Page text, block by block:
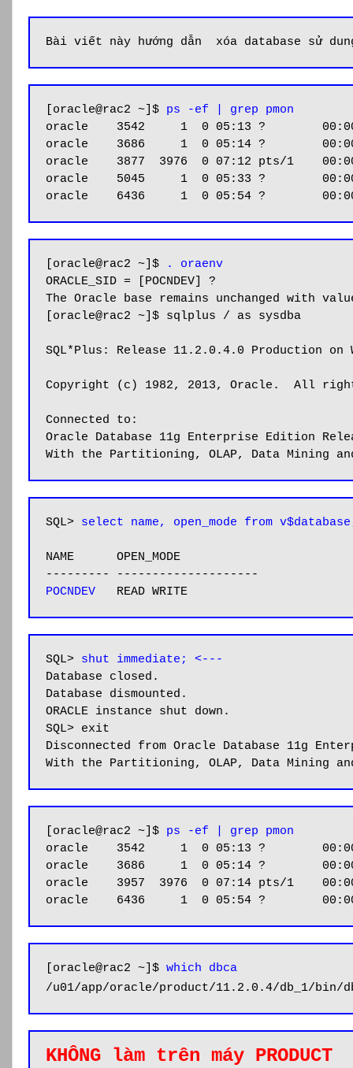
Bài viết này hướng dẫn  xóa database sử
[oracle@rac2 ~]$ ps -ef | grep pmon
oracle    3542     1  0 05:13 ?        00:00:00
oracle    3686     1  0 05:14 ?        00:00:00
oracle    3877  3976  0 07:12 pts/1
oracle    5045     1  0 05:33 ?
oracle    6436     1  0 05:54 ?
[oracle@rac2 ~]$
. oraenv
ORACLE_SID = [POCNDEV] ?
The Oracle base remains unchanged with
[oracle@rac2 ~]$ sqlplus / as sysdba
SQL*Plus: Release 11.2.0.4.0 Production on
Copyright (c) 1982, 2013, Oracle.  All
Connected to:
Oracle Database 11g Enterprise Edition
With the Partitioning, OLAP, Data Mining
SQL> select name, open_mode from
NAME      OPEN_MODE
POCNDEV
   READ WRITE
SQL> shut immediate; <---
Database closed.
Database dismounted.
ORACLE instance shut down.
SQL> exit
Disconnected from Oracle Database 11g
With the Partitioning, OLAP, Data Mining
[oracle@rac2 ~]$ ps -ef | grep pmon
oracle    3542     1  0 05:13 ?        00:00:00
oracle    3686     1  0 05:14 ?        00:00:00
oracle    3957  3976  0 07:14 pts/1
oracle    6436     1  0 05:54 ?
[oracle@rac2 ~]$ which dbca
/u01/app/oracle/product/11.2.0.4/db_1/bin/
KHÔNG làm trên máy PRODUCT